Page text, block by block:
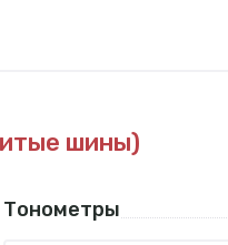
шины)
Тонометры